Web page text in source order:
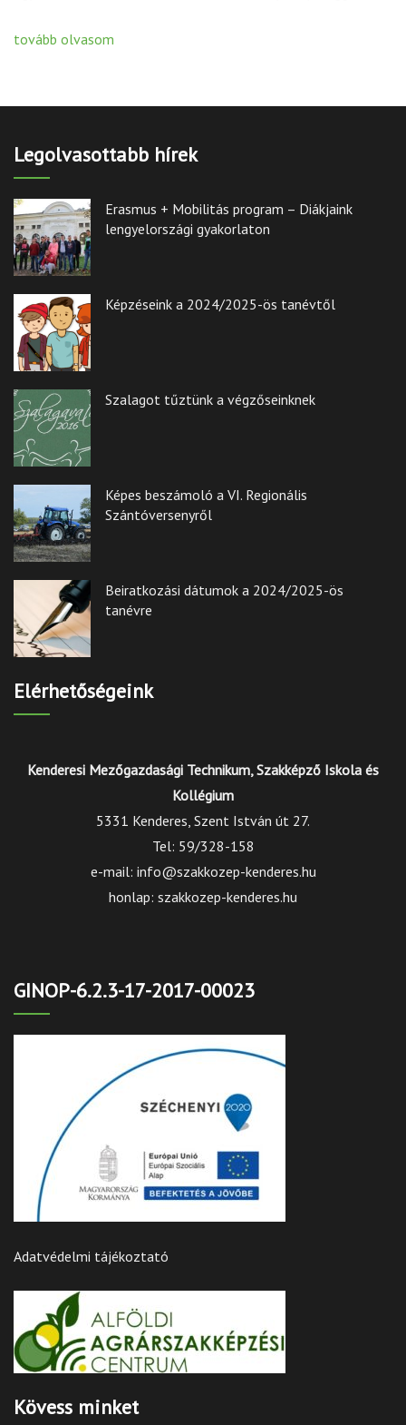
tovább olvasom
Legolvasottabb hírek
Erasmus + Mobilitás program – Diákjaink
lengyelországi gyakorlaton
Képzéseink a 2024/2025-ös tanévtől
Szalagot tűztünk a végzőseinknek
Képes beszámoló a VI. Regionális
Szántóversenyről
Beiratkozási dátumok a 2024/2025-ös
tanévre
Elérhetőségeink
Kenderesi Mezőgazdasági Technikum, Szakképző Iskola és
Kollégium
5331 Kenderes, Szent István út 27.
Tel: 59/328-158
e-mail: info@szakkozep-kenderes.hu
honlap: szakkozep-kenderes.hu
GINOP-6.2.3-17-2017-00023
Adatvédelmi tájékoztató
Kövess minket